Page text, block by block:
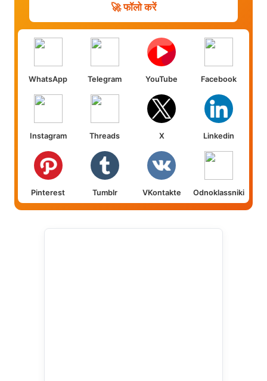
🚀 फॉलो करें
WhatsApp Telegram YouTube Facebook
Instagram Threads X Linkedin
Pinterest Tumblr VKontakte Odnoklassniki